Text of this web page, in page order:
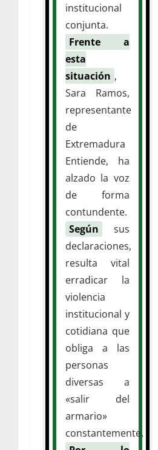
institucional
conjunta.
Frente a
esta
situación ,
Sara Ramos,
representante
de
Extremadura
Entiende, ha
alzado la voz
de forma
contundente.
Según
sus
declaraciones,
resulta vital
erradicar la
violencia
institucional y
cotidiana que
obliga a las
personas
diversas a
«salir del
armario»
constantemente.